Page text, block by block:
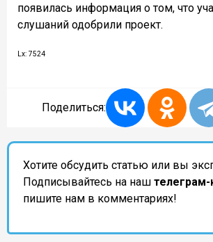
появилась информация о том, что
слушаний одобрили проект.
Lx: 7524
Поделиться:
Хотите обсудить статью или вы
Подписывайтесь на наш телеграм-
пишите нам в комментариях!